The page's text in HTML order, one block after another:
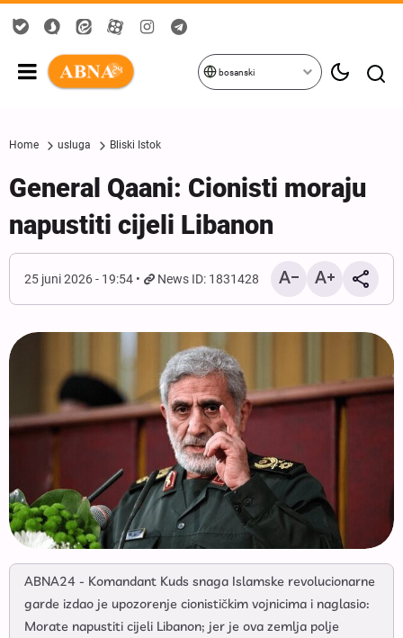
bosanski
Home usluga Bliski Istok
General Qaani: Cionisti moraju
napustiti cijeli Libanon
25 juni 2026 - 19:54 News ID: 1831428
ABNA24 - Komandant Kuds snaga Islamske revolucionarne
garde izdao je upozorenje cionističkim vojnicima i naglasio:
Morate napustiti cijeli Libanon; jer je ova zemlja polje